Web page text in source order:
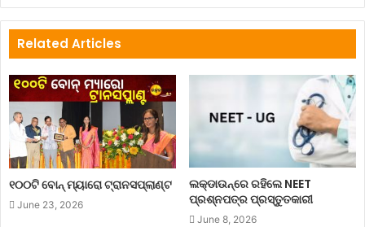
Related Articles
୧୦୦ଟି ବୋନ୍ ମ୍ୟାରୋ ଟ୍ରାନସପ୍ଲାଣ୍ଟ
June 23, 2026
ଲକ୍‌ଡାଉନ୍‌ରେ ରହିଲେ NEET
ପ୍ରଶ୍ନପତ୍ର ପ୍ରସ୍ତୁତକାରୀ
June 8, 2026